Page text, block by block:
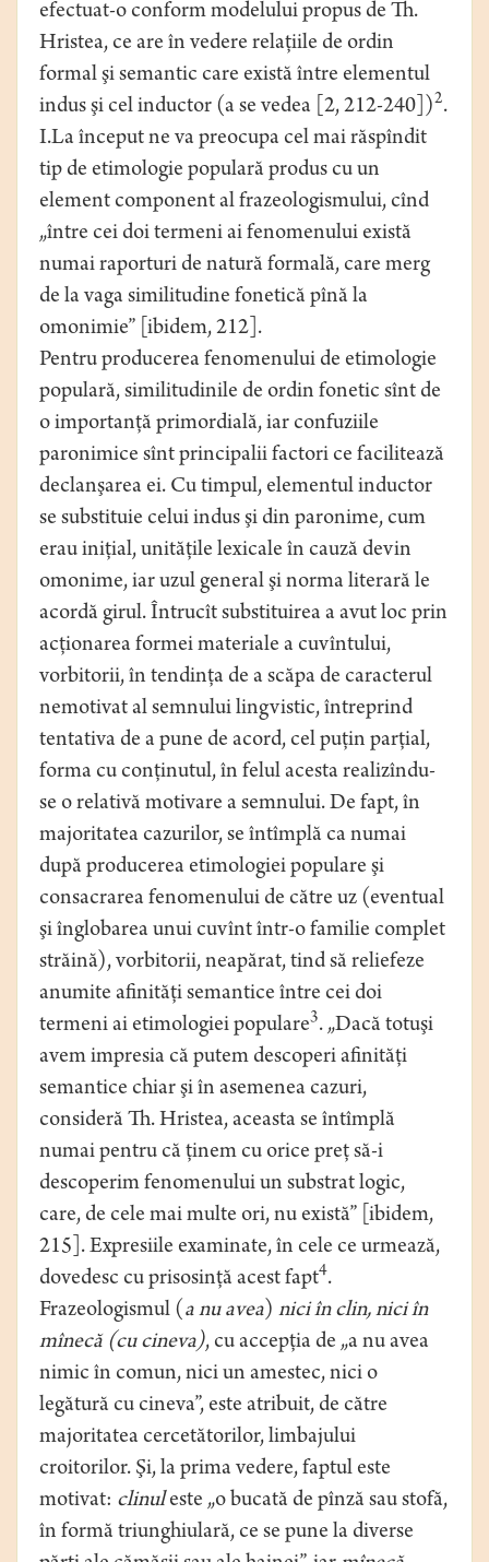
efectuat-o conform modelului propus de Th.
Hristea, ce are în vedere relaţiile de ordin
formal şi semantic care există între elementul
indus şi cel inductor (a se vedea [2, 212-240])2.
I.La început ne va preocupa cel mai răspîndit
tip de etimologie populară produs cu un
element component al frazeologismului, cînd
„între cei doi termeni ai fenomenului există
numai raporturi de natură formală, care merg
de la vaga similitudine fonetică pînă la
omonimie” [ibidem, 212].
Pentru producerea fenomenului de etimologie
populară, similitudinile de ordin fonetic sînt de
o importanţă primordială, iar confuziile
paronimice sînt principalii factori ce facilitează
declanşarea ei. Cu timpul, elementul inductor
se substituie celui indus şi din paronime, cum
erau iniţial, unităţile lexicale în cauză devin
omonime, iar uzul general şi norma literară le
acordă girul. Întrucît substituirea a avut loc prin
acţionarea formei materiale a cuvîntului,
vorbitorii, în tendinţa de a scăpa de caracterul
nemotivat al semnului lingvistic, întreprind
tentativa de a pune de acord, cel puţin parţial,
forma cu conţinutul, în felul acesta realizîndu-
se o relativă motivare a semnului. De fapt, în
majoritatea cazurilor, se întîmplă ca numai
după producerea etimologiei populare şi
consacrarea fenomenului de către uz (eventual
şi înglobarea unui cuvînt într-o familie complet
străină), vorbitorii, neapărat, tind să reliefeze
anumite afinităţi semantice între cei doi
termeni ai etimologiei populare3. „Dacă totuşi
avem impresia că putem descoperi afinităţi
semantice chiar şi în asemenea cazuri,
consideră Th. Hristea, aceasta se întîmplă
numai pentru că ţinem cu orice preţ să-i
descoperim fenomenului un substrat logic,
care, de cele mai multe ori, nu există” [ibidem,
215]. Expresiile examinate, în cele ce urmează,
dovedesc cu prisosinţă acest fapt4.
Frazeologismul (a nu avea) nici în clin, nici în
mînecă (cu cineva), cu accepţia de „a nu avea
nimic în comun, nici un amestec, nici o
legătură cu cineva”, este atribuit, de către
majoritatea cercetătorilor, limbajului
croitorilor. Şi, la prima vedere, faptul este
motivat: clinuleste „o bucată de pînză sau stofă,
în formă triunghiulară, ce se pune la diverse